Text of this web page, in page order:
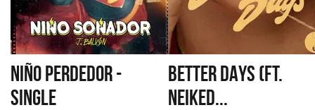
NIÑO PERDEDOR -
SINGLE
BETTER DAYS (FT.
NEIKED...